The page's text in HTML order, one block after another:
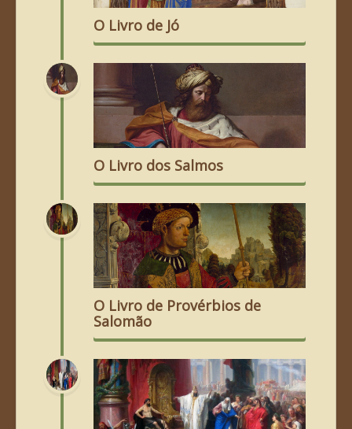
O Livro de Jó
O Livro dos Salmos
O Livro de Provérbios de
Salomão